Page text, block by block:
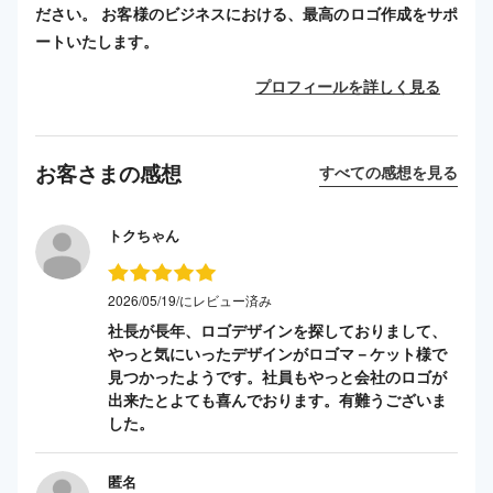
ださい。 お客様のビジネスにおける、最高のロゴ作成をサポ
ートいたします。
プロフィールを詳しく見る
お客さまの感想 すべての感想を見る
トクちゃん
2026/05/19/にレビュー済み
社長が長年、ロゴデザインを探しておりまして、
やっと気にいったデザインがロゴマ－ケット様で
見つかったようです。社員もやっと会社のロゴが
出来たとよても喜んでおります。有難うございま
した。
匿名